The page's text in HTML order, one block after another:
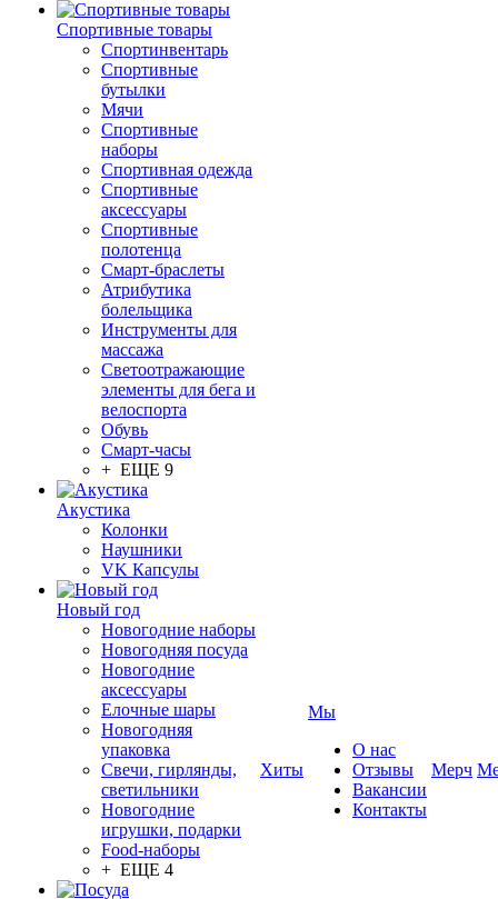
Спортивные товары
Спортинвентарь
Спортивные
бутылки
Мячи
Спортивные
наборы
Спортивная одежда
Спортивные
аксессуары
Спортивные
полотенца
Смарт-браслеты
Атрибутика
болельщика
Инструменты для
массажа
Светоотражающие
элементы для бега и
велоспорта
Обувь
Смарт-часы
+ ЕЩЕ 9
Акустика
Колонки
Наушники
VK Капсулы
Новый год
Новогодние наборы
Новогодняя посуда
Новогодние
аксессуары
Елочные шары
Новогодняя
упаковка
Свечи, гирлянды,
светильники
Новогодние
игрушки, подарки
Food-наборы
+ ЕЩЕ 4
Хиты
Мы
О нас
Отзывы
Вакансии
Контакты
Мерч